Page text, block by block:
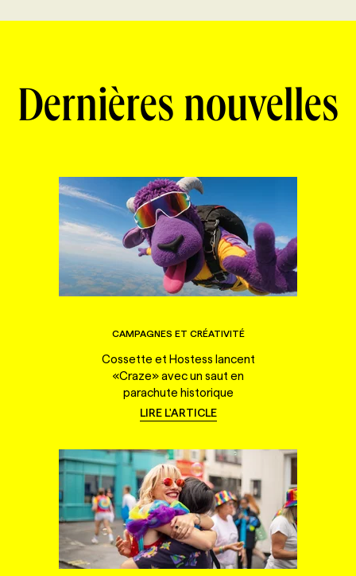
Dernières nouvelles
CAMPAGNES ET CRÉATIVITÉ
Cossette et Hostess lancent
«Craze» avec un saut en
parachute historique
LIRE L'ARTICLE